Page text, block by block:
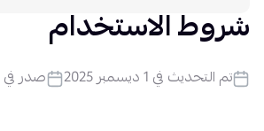
شروط الاستخدام
تم التحديث في 1 ديسمبر 2025 صدر في 1 يونيو 2023